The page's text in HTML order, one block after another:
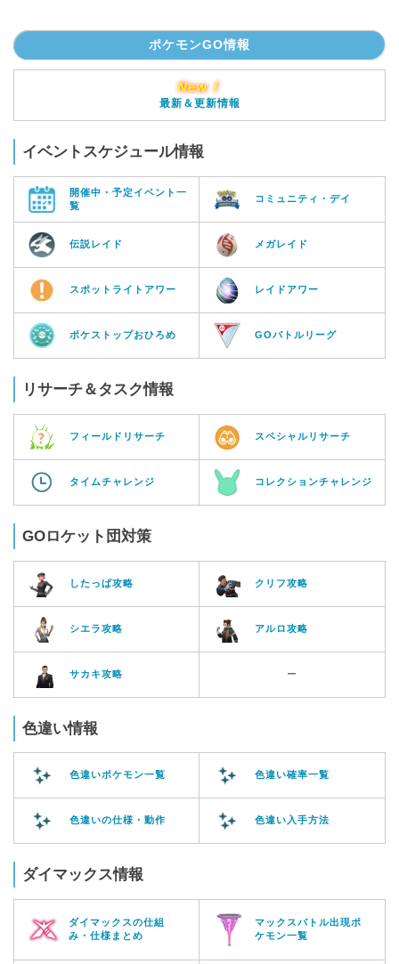
ポケモンGO情報
New！
最新＆更新情報
イベントスケジュール情報
開催中・予定イベント一
覧
コミュニティ・デイ
伝説レイド メガレイド
スポットライトアワー レイドアワー
ポケストップおひろめ GOバトルリーグ
リサーチ＆タスク情報
フィールドリサーチ スペシャルリサーチ
タイムチャレンジ コレクションチャレンジ
GOロケット団対策
したっぱ攻略 クリフ攻略
シエラ攻略 アルロ攻略
サカキ攻略 ー
色違い情報
色違いポケモン一覧 色違い確率一覧
色違いの仕様・動作 色違い入手方法
ダイマックス情報
ダイマックスの仕組
み・仕様まとめ
マックスバトル出現ポ
ケモン一覧